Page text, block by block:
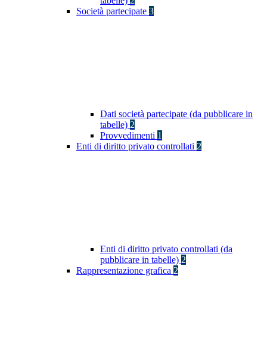
Società partecipate 3
Dati società partecipate (da pubblicare in
tabelle) 2
Provvedimenti 1
Enti di diritto privato controllati 2
Enti di diritto privato controllati (da
pubblicare in tabelle) 2
Rappresentazione grafica 2